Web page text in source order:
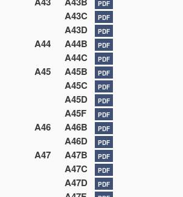
PDF
A43C PDF
A43D PDF
A44 A44B PDF
A44C PDF
A45 A45B PDF
A45C PDF
A45D PDF
A45F PDF
A46 A46B PDF
A46D PDF
A47 A47B PDF
A47C PDF
A47D PDF